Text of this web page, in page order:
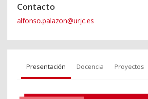
Contacto
alfonso.palazon@urjc.es
Presentación Docencia Proyectos